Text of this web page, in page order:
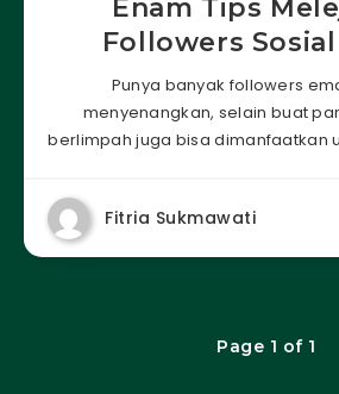
Enam Tips
Followers
Punya banyak followers
menyenangkan, selain buat
berlimpah juga bisa dimanfaatkan
Fitria Sukmawati
Page 1 of 1